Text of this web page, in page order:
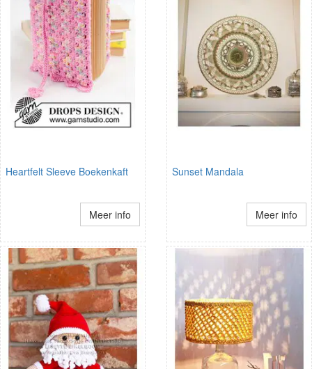
Heartfelt Sleeve Boekenkaft
Meer info
Sunset Mandala
Meer info